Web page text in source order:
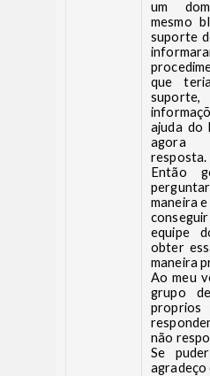
um
mesmo
suporte
que
ajuda do
agora
resposta.
Então
maneira
equipe
obter
maneira
Ao meu
grupo
não
Se
agradeço